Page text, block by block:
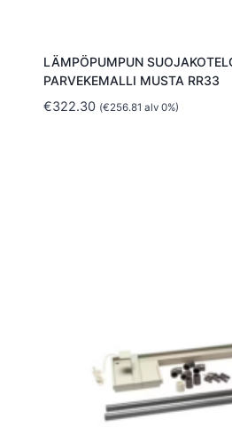
LÄMPÖPUMPUN
PARVEKEMALLI MUSTA RR33
€322.30 (€256.81 alv 0%)